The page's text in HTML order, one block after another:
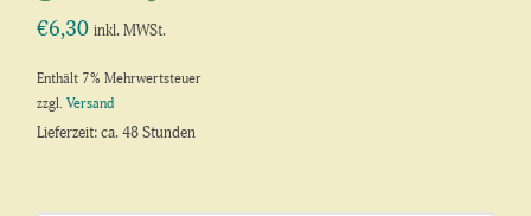
€6,30 inkl. MWSt.
Enthält 7% Mehrwertsteuer
zzgl.Versand
Lieferzeit: ca. 48 Stunden